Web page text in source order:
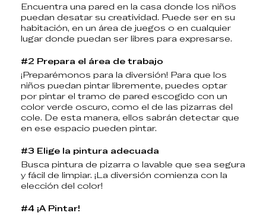
Encuentra una pared en la casa donde los niños
puedan desatar su creatividad. Puede ser en su
habitación, en un área de juegos o en cualquier
lugar donde puedan ser libres para expresarse.
#2 Prepara el área de trabajo
¡Preparémonos para la diversión! Para que los
niños puedan pintar libremente, puedes optar
por pintar el tramo de pared escogido con un
color verde oscuro, como el de las pizarras del
cole. De esta manera, ellos sabrán detectar que
en ese espacio pueden pintar.
#3 Elige la pintura adecuada
Busca pintura de pizarra o lavable que sea segura
y fácil de limpiar. ¡La diversión comienza con la
elección del color!
#4 ¡A Pintar!